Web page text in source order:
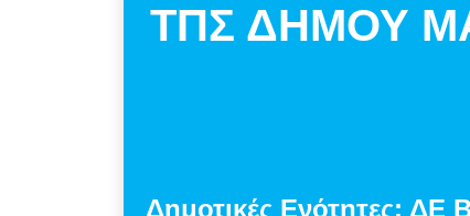
ΤΠΣ ΔΗΜΟΥ
Δημοτικές Ενότητες: ΔΕ